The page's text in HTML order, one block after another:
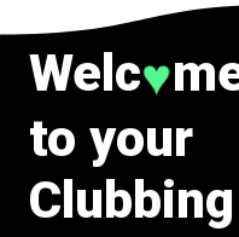
Welc♥
to your